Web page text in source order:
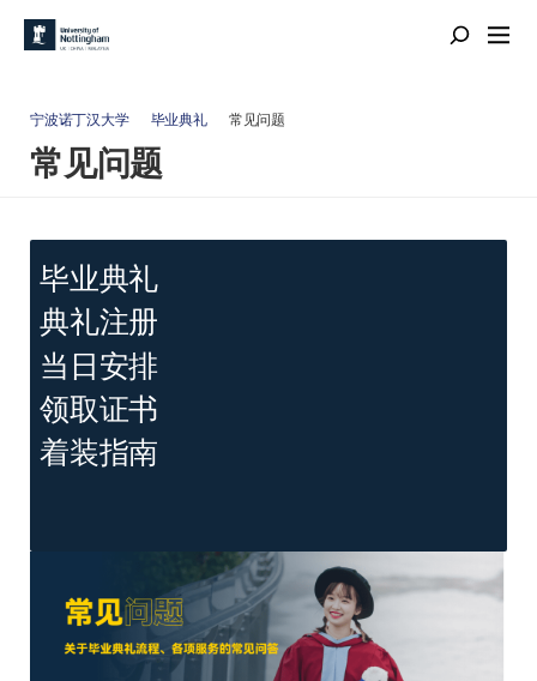
宁波诺丁汉大学 毕业典礼 常见问题
常见问题
毕业典礼
典礼注册
当日安排
领取证书
着装指南